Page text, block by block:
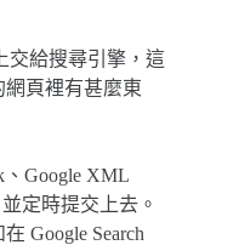
交給搜尋引擎，這
頁裡有甚麼東
、Google XML
定時提交上去。
Google Search